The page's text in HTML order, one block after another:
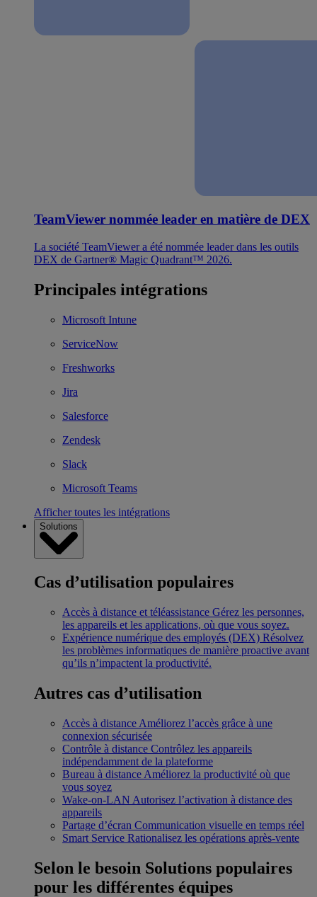
TeamViewer nommée leader en matière de DEX
La société TeamViewer a été nommée leader dans les outils
DEX de Gartner® Magic Quadrant™ 2026.
Principales intégrations
Microsoft Intune
ServiceNow
Freshworks
Jira
Salesforce
Zendesk
Slack
Microsoft Teams
Afficher toutes les intégrations
Solutions
Cas d’utilisation populaires
Accès à distance et téléassistance Gérez les personnes,
les appareils et les applications, où que vous soyez.
Expérience numérique des employés (DEX) Résolvez
les problèmes informatiques de manière proactive avant
qu’ils n’impactent la productivité.
Autres cas d’utilisation
Accès à distance Améliorez l’accès grâce à une
connexion sécurisée
Contrôle à distance Contrôlez les appareils
indépendamment de la plateforme
Bureau à distance Améliorez la productivité où que
vous soyez
Wake-on-LAN Autorisez l’activation à distance des
appareils
Partage d’écran Communication visuelle en temps réel
Smart Service Rationalisez les opérations après-vente
Selon le besoin Solutions populaires
pour les différentes équipes